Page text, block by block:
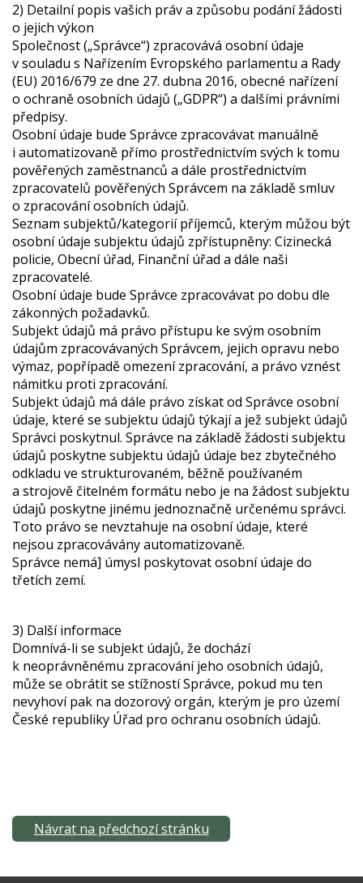
2) Detailní popis vašich práv a způsobu podání žádosti
o jejich výkon
Společnost („Správce“) zpracovává osobní údaje
v souladu s Nařízením Evropského parlamentu a Rady
(EU) 2016/679 ze dne 27. dubna 2016, obecné nařízení
o ochraně osobních údajů („GDPR“) a dalšími právními
předpisy.
Osobní údaje bude Správce zpracovávat manuálně
i automatizovaně přímo prostřednictvím svých k tomu
pověřených zaměstnanců a dále prostřednictvím
zpracovatelů pověřených Správcem na základě smluv
o zpracování osobních údajů.
Seznam subjektů/kategorií příjemců, kterým můžou být
osobní údaje subjektu údajů zpřístupněny: Cizinecká
policie, Obecní úřad, Finanční úřad a dále naši
zpracovatelé.
Osobní údaje bude Správce zpracovávat po dobu dle
zákonných požadavků.
Subjekt údajů má právo přístupu ke svým osobním
údajům zpracovávaných Správcem, jejich opravu nebo
výmaz, popřípadě omezení zpracování, a právo vznést
námitku proti zpracování.
Subjekt údajů má dále právo získat od Správce osobní
údaje, které se subjektu údajů týkají a jež subjekt údajů
Správci poskytnul. Správce na základě žádosti subjektu
údajů poskytne subjektu údajů údaje bez zbytečného
odkladu ve strukturovaném, běžně používaném
a strojově čitelném formátu nebo je na žádost subjektu
údajů poskytne jinému jednoznačně určenému správci.
Toto právo se nevztahuje na osobní údaje, které
nejsou zpracovávány automatizovaně.
Správce nemá] úmysl poskytovat osobní údaje do
třetích zemí.
3) Další informace
Domnívá-li se subjekt údajů, že dochází
k neoprávněnému zpracování jeho osobních údajů,
může se obrátit se stížností Správce, pokud mu ten
nevyhoví pak na dozorový orgán, kterým je pro území
České republiky Úřad pro ochranu osobních údajů.
Návrat na předchozí stránku